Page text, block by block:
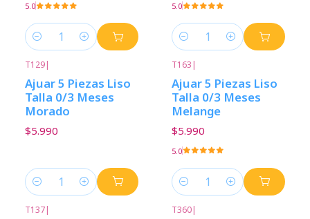
5.0
Cantidad
5.0
Cantidad
T129|
Ajuar 5 Piezas Liso
Talla 0/3 Meses
Morado
$5.990
Cantidad
T163 |
Ajuar 5 Piezas Liso
Talla 0/3 Meses
Melange
$5.990
5.0
Cantidad
T137| T360|